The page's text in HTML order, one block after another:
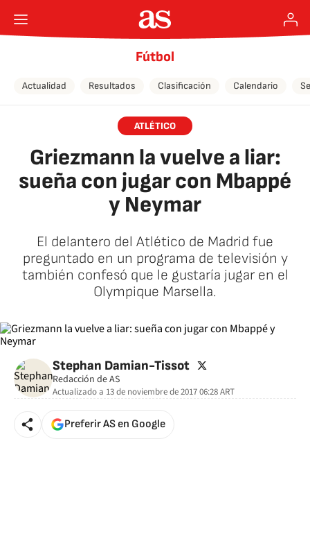
Fútbol
Actualidad Resultados Clasificación Calendario
ATLÉTICO
Griezmann la vuelve a liar:
sueña con jugar con Mbappé
y Neymar
El delantero del Atlético de Madrid fue
preguntado en un programa de televisión y
también confesó que le gustaría jugar en el
Olympique Marsella.
Stephan Damian-Tissot twitter
Redacción de AS
Actualizado a 13 de noviembre de 2017 06:28ART
Preferir AS en Google